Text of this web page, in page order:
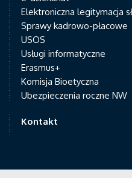
Elektroniczna legitymacja
Sprawy kadrowo-płacowe
USOS
Usługi informatyczne
Erasmus+
Komisja Bioetyczna
Ubezpieczenia roczne NW
Kontakt